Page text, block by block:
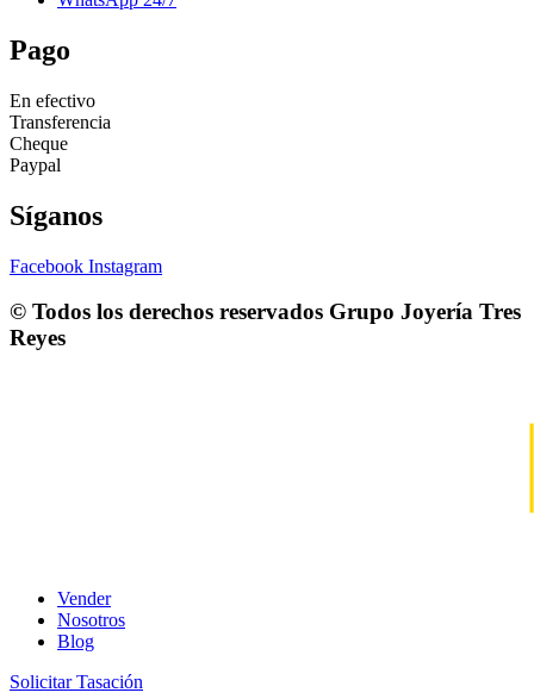
Pago
En efectivo
Transferencia
Cheque
Paypal
Síganos
Facebook Instagram
© Todos los derechos reservados Grupo Joyería Tres
Reyes
Vender
Nosotros
Blog
Solicitar Tasación